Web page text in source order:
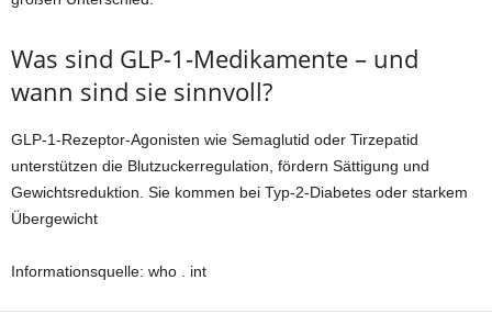
Was sind GLP-1-Medikamente – und
wann sind sie sinnvoll?
GLP-1-Rezeptor-Agonisten wie Semaglutid oder Tirzepatid
unterstützen die Blutzuckerregulation, fördern Sättigung und
Gewichtsreduktion. Sie kommen bei Typ-2-Diabetes oder starkem
Übergewicht
Informationsquelle: who . int